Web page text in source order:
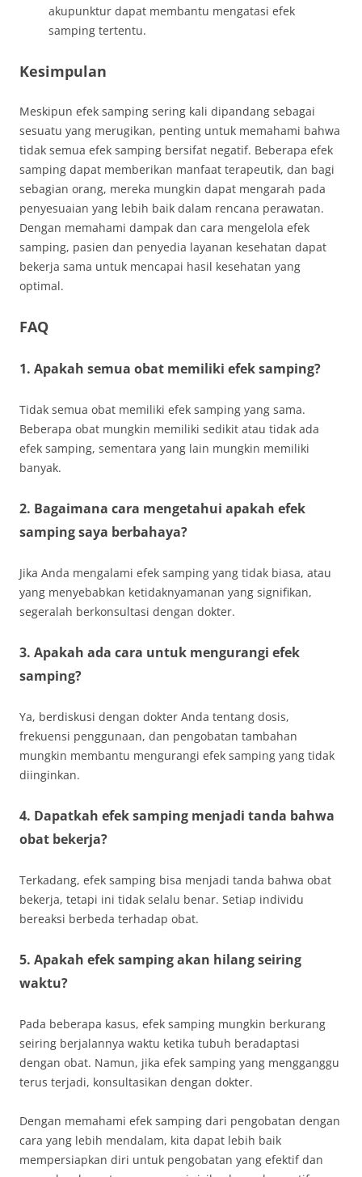
akupunktur dapat membantu mengatasi efek
samping tertentu.
Kesimpulan
Meskipun efek samping sering kali dipandang sebagai
sesuatu yang merugikan, penting untuk memahami bahwa
tidak semua efek samping bersifat negatif. Beberapa efek
samping dapat memberikan manfaat terapeutik, dan bagi
sebagian orang, mereka mungkin dapat mengarah pada
penyesuaian yang lebih baik dalam rencana perawatan.
Dengan memahami dampak dan cara mengelola efek
samping, pasien dan penyedia layanan kesehatan dapat
bekerja sama untuk mencapai hasil kesehatan yang
optimal.
FAQ
1. Apakah semua obat memiliki efek samping?
Tidak semua obat memiliki efek samping yang sama.
Beberapa obat mungkin memiliki sedikit atau tidak ada
efek samping, sementara yang lain mungkin memiliki
banyak.
2. Bagaimana cara mengetahui apakah efek
samping saya berbahaya?
Jika Anda mengalami efek samping yang tidak biasa, atau
yang menyebabkan ketidaknyamanan yang signifikan,
segeralah berkonsultasi dengan dokter.
3. Apakah ada cara untuk mengurangi efek
samping?
Ya, berdiskusi dengan dokter Anda tentang dosis,
frekuensi penggunaan, dan pengobatan tambahan
mungkin membantu mengurangi efek samping yang tidak
diinginkan.
4. Dapatkah efek samping menjadi tanda bahwa
obat bekerja?
Terkadang, efek samping bisa menjadi tanda bahwa obat
bekerja, tetapi ini tidak selalu benar. Setiap individu
bereaksi berbeda terhadap obat.
5. Apakah efek samping akan hilang seiring
waktu?
Pada beberapa kasus, efek samping mungkin berkurang
seiring berjalannya waktu ketika tubuh beradaptasi
dengan obat. Namun, jika efek samping yang mengganggu
terus terjadi, konsultasikan dengan dokter.
Dengan memahami efek samping dari pengobatan dengan
cara yang lebih mendalam, kita dapat lebih baik
mempersiapkan diri untuk pengobatan yang efektif dan